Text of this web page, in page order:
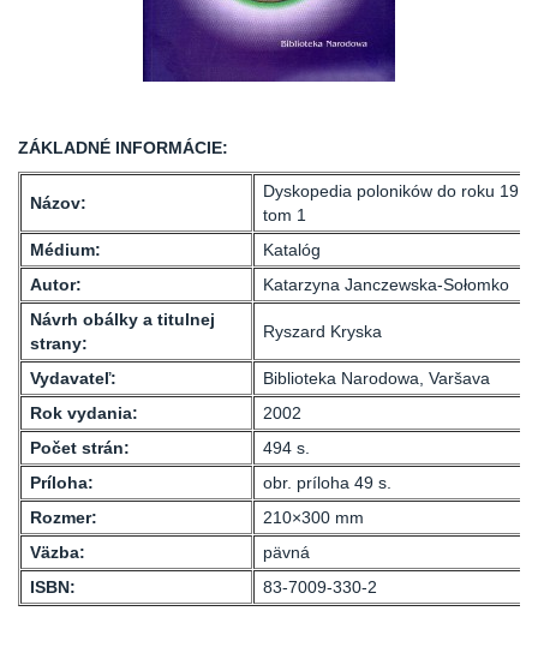
ZÁKLADNÉ INFORMÁCIE:
Názov:
Dyskopedia poloników do roku
tom 1
Médium:
Katalóg
Autor:
Katarzyna Janczewska-Sołomko
Návrh obálky a titulnej
strany:
Ryszard Kryska
Vydavateľ:
Biblioteka Narodowa, Varšava
Rok vydania:
2002
Počet strán:
494 s.
Príloha:
obr. príloha 49 s.
Rozmer:
210×300 mm
Väzba:
pävná
ISBN:
83-7009-330-2